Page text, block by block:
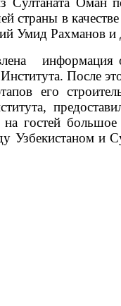
страны в
Умид Рахманов и
информация о
После
его
гостей
Узбекистаном и